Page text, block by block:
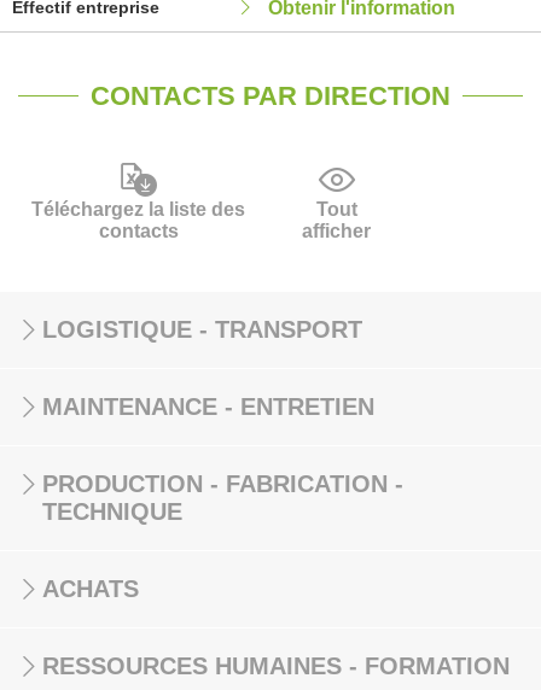
Effectif entreprise Obtenir l'information
CONTACTS PAR DIRECTION
Téléchargez la liste des
contacts
Tout
afficher
LOGISTIQUE - TRANSPORT
MAINTENANCE - ENTRETIEN
PRODUCTION - FABRICATION -
TECHNIQUE
ACHATS
RESSOURCES HUMAINES - FORMATION